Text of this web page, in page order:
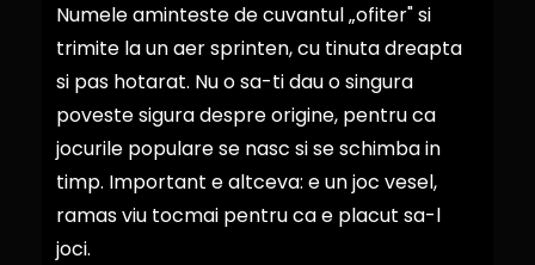
Numele aminteste de cuvantul „ofiter" si
trimite la un aer sprinten, cu tinuta dreapta
si pas hotarat. Nu o sa-ti dau o singura
poveste sigura despre origine, pentru ca
jocurile populare se nasc si se schimba in
timp. Important e altceva: e un joc vesel,
ramas viu tocmai pentru ca e placut sa-l
joci.